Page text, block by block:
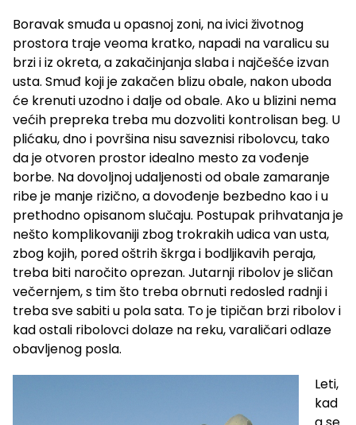
Boravak smuđa u opasnoj zoni, na ivici životnog
prostora traje veoma kratko, napadi na varalicu su
brzi i iz okreta, a zakačinjanja slaba i najčešće izvan
usta. Smuđ koji je zakačen blizu obale, nakon uboda
će krenuti uzodno i dalje od obale. Ako u blizini nema
većih prepreka treba mu dozvoliti kontrolisan beg. U
plićaku, dno i površina nisu saveznisi ribolovcu, tako
da je otvoren prostor idealno mesto za vođenje
borbe. Na dovoljnoj udaljenosti od obale zamaranje
ribe je manje rizično, a dovođenje bezbedno kao i u
prethodno opisanom slučaju. Postupak prihvatanja je
nešto komplikovaniji zbog trokrakih udica van usta,
zbog kojih, pored oštrih škrga i bodljikavih peraja,
treba biti naročito oprezan. Jutarnji ribolov je sličan
večernjem, s tim što treba obrnuti redosled radnji i
treba sve sabiti u pola sata. To je tipičan brzi ribolov i
kad ostali ribolovci dolaze na reku, varaličari odlaze
obavljenog posla.
Leti,
kad